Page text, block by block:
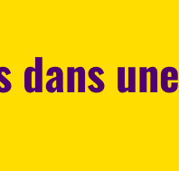
dans une